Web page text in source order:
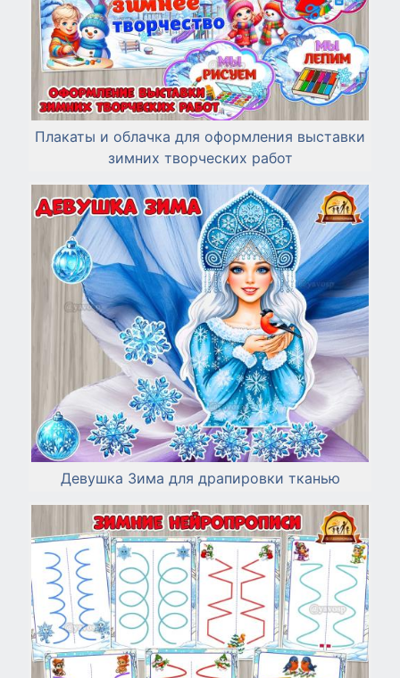
Плакаты и облачка для оформления выставки
зимних творческих работ
Девушка Зима для драпировки тканью